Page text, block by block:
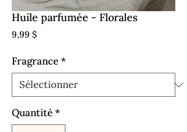
Huile parfumée - Florales
9,99 $Prix
Fragrance*
Quantité*